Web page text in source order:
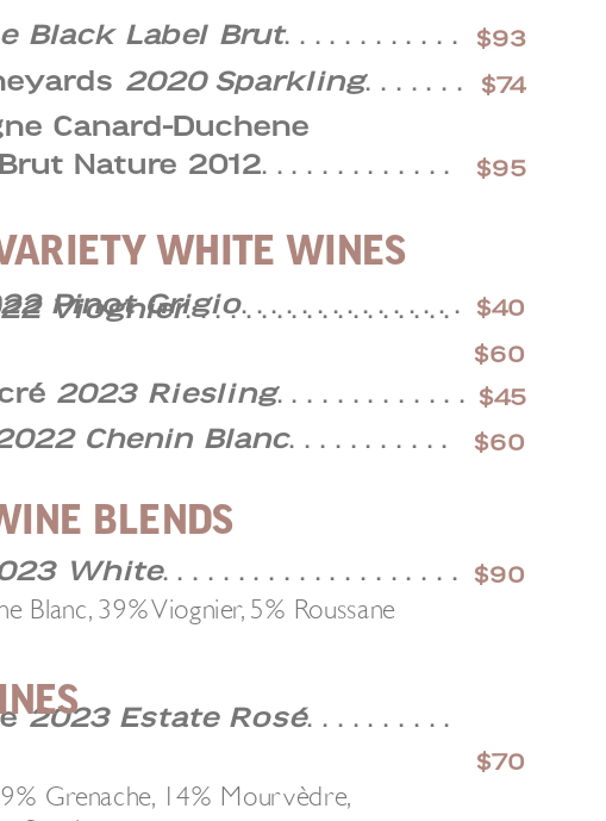
Black Label Brut. . . . . . . . . . . . $93
2020 Sparkling. . . . . . . $74
Canard-Duchene
Nature 2012. . . . . . . . . . . . . $95
Pinot Grigio. . . . . . . . . . . . . . . $40
Viognier. . . . . . . . . . . . . . . . . .
$60
2023 Riesling. . . . . . . . . . . . . $45
Chenin Blanc. . . . . . . . . . . $60
WHITE WINES
White. . . . . . . . . . . . . . . . . . . . $90
Blanc, 39% Viognier, 5% Roussane
BLENDS
2023 Estate Rosé. . . . . . . . . .
$70
Grenache, 14% Mourvèdre,